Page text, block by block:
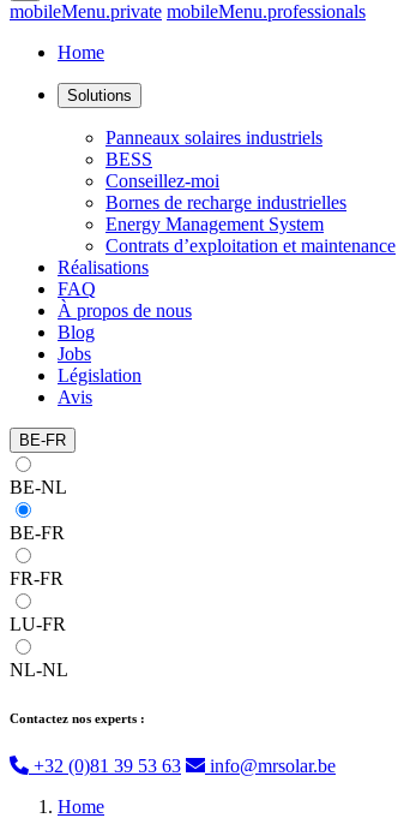
mobileMenu.private mobileMenu.professionals
Home
Solutions
Panneaux solaires industriels
BESS
Conseillez-moi
Bornes de recharge industrielles
Energy Management System
Contrats d’exploitation et maintenance
Réalisations
FAQ
À propos de nous
Blog
Jobs
Législation
Avis
BE-FR
BE-NL
BE-FR
FR-FR
LU-FR
NL-NL
Contactez nos experts :
+32 (0)81 39 53 63
info@mrsolar.be
Home